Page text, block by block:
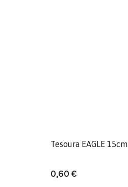
Tesoura EAGLE 15cm
0,60 €